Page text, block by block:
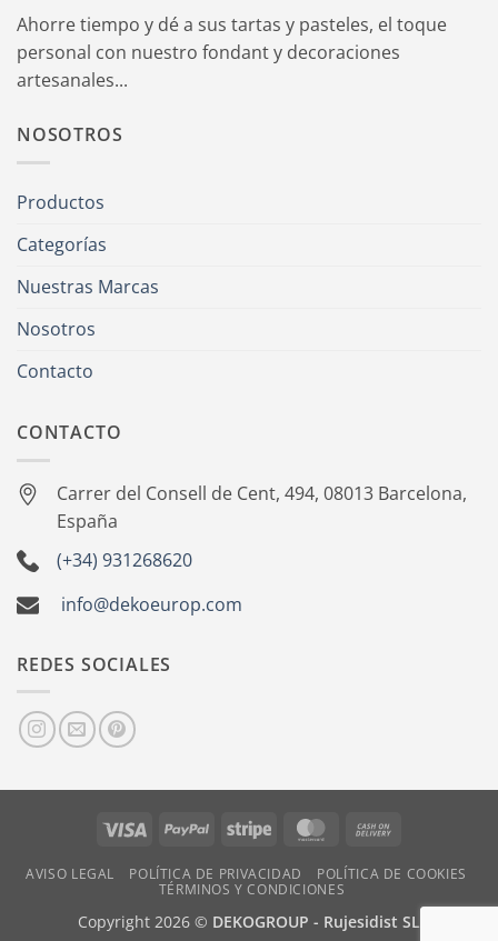
Ahorre tiempo y dé a sus tartas y pasteles, el toque
personal con nuestro fondant y decoraciones
artesanales...
NOSOTROS
Productos
Categorías
Nuestras Marcas
Nosotros
Contacto
CONTACTO
Carrer del Consell de Cent, 494, 08013 Barcelona,
España
(+34) 931268620
info@dekoeurop.com
REDES SOCIALES
Visa PayPal Stripe MasterCard
Delivery
AVISO LEGAL POLÍTICA DE PRIVACIDAD
POLÍTICA DE COOKIES
TÉRMINOS Y CONDICIONES
Copyright 2026 © DEKOGROUP - Rujesidist SL